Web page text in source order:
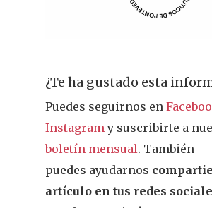
¿Te ha gustado esta
Puedes seguirnos en
Instagram y suscribirte a
boletín mensual. También
puedes ayudarnos
artículo en tus redes